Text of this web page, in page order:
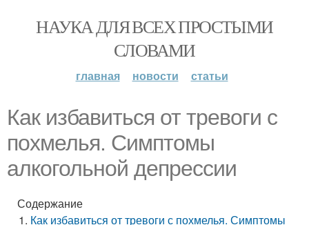
НАУКА ДЛЯ ВСЕХ ПРОСТЫМИ
СЛОВАМИ
главная новости статьи
Как избавиться от тревоги с
похмелья. Симптомы
алкогольной депрессии
Содержание
Как избавиться от тревоги с похмелья. Симптомы